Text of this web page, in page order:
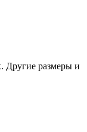
Другие размеры и